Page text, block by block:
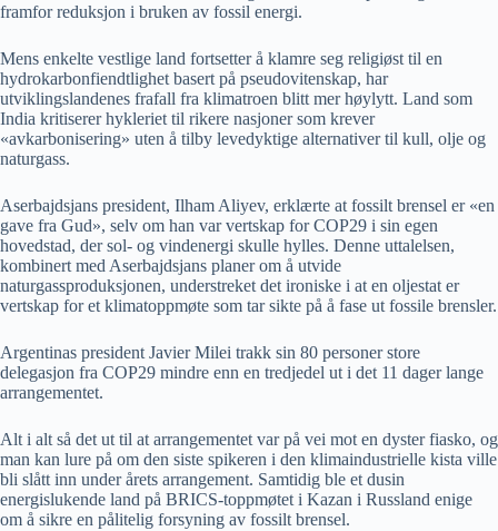
framfor reduksjon i bruken av fossil energi.
Mens enkelte vestlige land fortsetter å klamre seg religiøst til en
hydrokarbonfiendtlighet basert på pseudovitenskap, har
utviklingslandenes frafall fra klimatroen blitt mer høylytt. Land som
India kritiserer hykleriet til rikere nasjoner som krever
«avkarbonisering» uten å tilby levedyktige alternativer til kull, olje og
naturgass.
Aserbajdsjans president, Ilham Aliyev, erklærte at fossilt brensel er «en
gave fra Gud», selv om han var vertskap for COP29 i sin egen
hovedstad, der sol- og vindenergi skulle hylles. Denne uttalelsen,
kombinert med Aserbajdsjans planer om å utvide
naturgassproduksjonen, understreket det ironiske i at en oljestat er
vertskap for et klimatoppmøte som tar sikte på å fase ut fossile brensler.
Argentinas president Javier Milei trakk sin 80 personer store
delegasjon fra COP29 mindre enn en tredjedel ut i det 11 dager lange
arrangementet.
Alt i alt så det ut til at arrangementet var på vei mot en dyster fiasko, og
man kan lure på om den siste spikeren i den klimaindustrielle kista ville
bli slått inn under årets arrangement. Samtidig ble et dusin
energislukende land på BRICS-toppmøtet i Kazan i Russland enige
om å sikre en pålitelig forsyning av fossilt brensel.